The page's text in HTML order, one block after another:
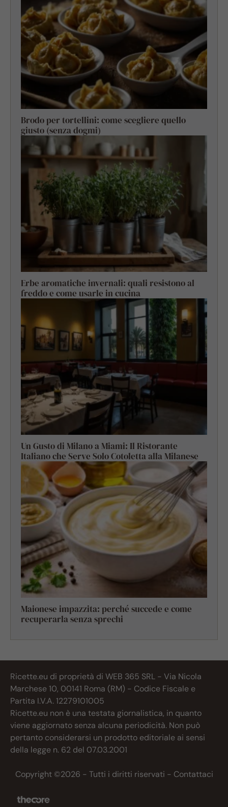
Brodo per tortellini: come scegliere quello
giusto (senza dogmi)
Erbe aromatiche invernali: quali resistono al
freddo e come usarle in cucina
Un Gusto di Milano a Miami: Il Ristorante
Italiano che Serve Solo Cotoletta alla Milanese
Maionese impazzita: perché succede e come
recuperarla senza sprechi
Ricette.eu di proprietà di WEB 365 SRL - Via Nicola
Marchese 10, 00141 Roma (RM) - Codice Fiscale e
Partita I.V.A. 12279101005
Ricette.eu non è una testata giornalistica, in quanto
viene aggiornato senza alcuna periodicità. Non può
pertanto considerarsi un prodotto editoriale ai sensi
della legge n. 62 del 07.03.2001
Copyright ©2026 - Tutti i diritti riservati - Contattaci